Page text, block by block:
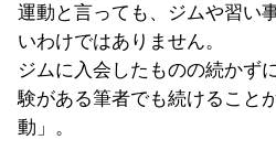
運動と言っても、ジムや習い
いわけではありません。
ジムに入会したものの続かず
験がある筆者でも続けること
動」。